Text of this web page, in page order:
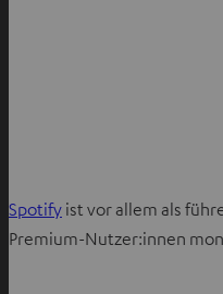
Spotify ist vor allem als
Premium-Nutzer:innen